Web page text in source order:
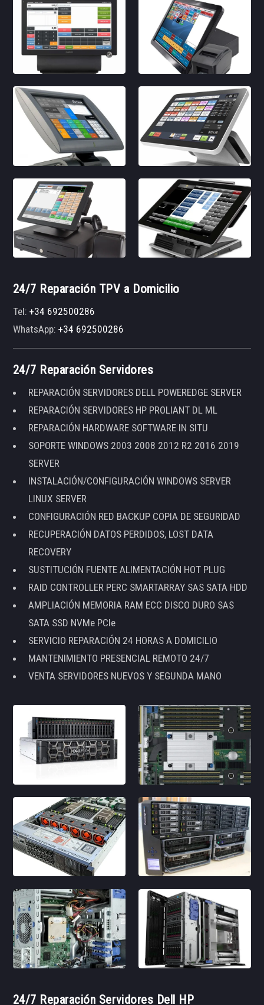
24/7 Reparación TPV a Domicilio
Tel:+34 692500286
WhatsApp:+34 692500286
24/7 Reparación Servidores
REPARACIÓN SERVIDORES DELL POWEREDGE SERVER
REPARACIÓN SERVIDORES HP PROLIANT DL ML
REPARACIÓN HARDWARE SOFTWARE IN SITU
SOPORTE WINDOWS 2003 2008 2012 R2 2016 2019
SERVER
INSTALACIÓN/CONFIGURACIÓN WINDOWS SERVER
LINUX SERVER
CONFIGURACIÓN RED BACKUP COPIA DE SEGURIDAD
RECUPERACIÓN DATOS PERDIDOS, LOST DATA
RECOVERY
SUSTITUCIÓN FUENTE ALIMENTACIÓN HOT PLUG
RAID CONTROLLER PERC SMARTARRAY SAS SATA HDD
AMPLIACIÓN MEMORIA RAM ECC DISCO DURO SAS
SATA SSD NVMe PCIe
SERVICIO REPARACIÓN 24 HORAS A DOMICILIO
MANTENIMIENTO PRESENCIAL REMOTO 24/7
VENTA SERVIDORES NUEVOS Y SEGUNDA MANO
24/7 Reparación Servidores Dell HP